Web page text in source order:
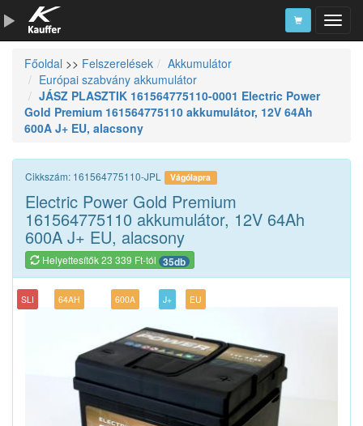
Szerszámkatalógus
Kosár
Alkatrészek
Főoldal >> Felszerelések
Akkumulátor
Európai szabvány akkumulátor
JÁSZ PLASZTIK 161564775110-0001 Electric Power
Gold Premium 161564775110 akkumulátor, 12V 64Ah
600A J+ EU, alacsony
Cikkszám: 161564775110-JPL Vágólapra
Electric Power Gold Premium
161564775110 akkumulátor, 12V 64Ah
600A J+ EU, alacsony
Helyettesítők 23 339 Ft-tól 35db
SLI 64AH 600A J+ EU